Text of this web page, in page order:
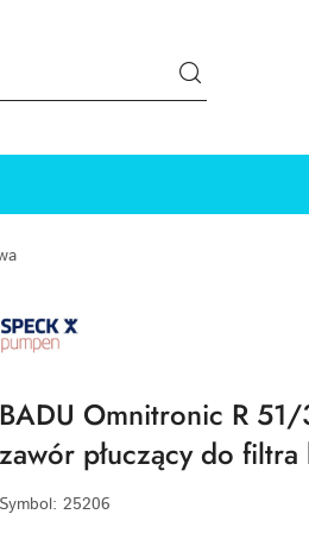
PUMPEN-
LOGO
BADU Omnitronic R
zawór płuczący do
Symbol: 25206